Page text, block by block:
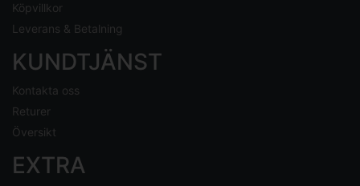
Köpvillkor
Leverans & Betalning
KUNDTJÄNST
Kontakta oss
Returer
Översikt
EXTRA